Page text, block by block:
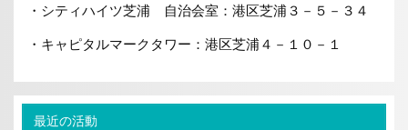
・シティハイツ芝浦 自治会室：港区芝浦３－５－３４
・キャピタルマークタワー：港区芝浦４－１０－１
最近の活動